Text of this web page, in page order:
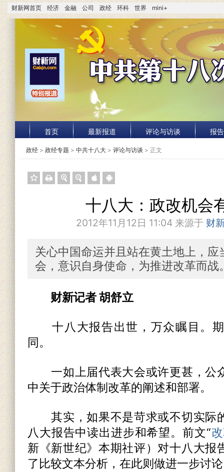
财新网首页 经济 金融 公司 政经 环科 世界 mini+
首页 最新报道 评论与访谈 报
政经 > 政经专题 > 中共十八大 > 评论与访谈 > 正文
十八大：政改机会
2012年11月12日 11:04 来源于 财
关心中国命运并且站在黄土地上，
会，意识自身使命，为推进改革而战
财新记者 胡舒立
十八大报告出世，万众瞩目。期
同。
一如上届代表大会或许更甚，公
中关于政治体制改革的阐述和部署。
其实，如果不是苛求或不切实际
八大报告中读出进步和希望。前文“
新《新世纪》本期社评）对十八大报
了比较文本分析，在此则做进一步讨